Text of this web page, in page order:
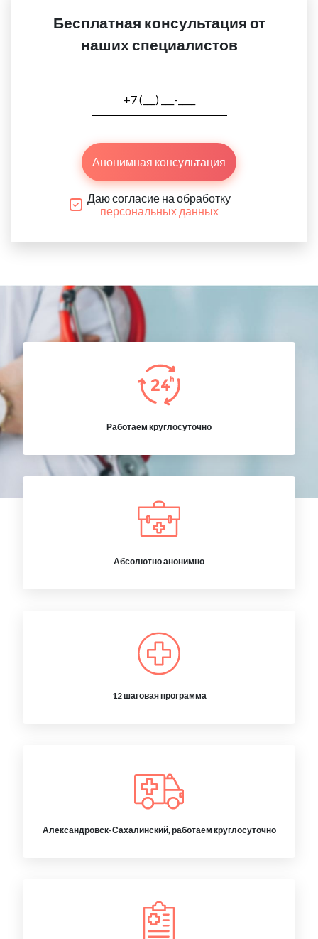
Бесплатная консультация от
наших специалистов
Анонимная консультация
Даю согласие на обработку
персональных данных
Работаем круглосуточно
Абсолютно анонимно
12 шаговая программа
Александровск-Сахалинский, работаем круглосуточно